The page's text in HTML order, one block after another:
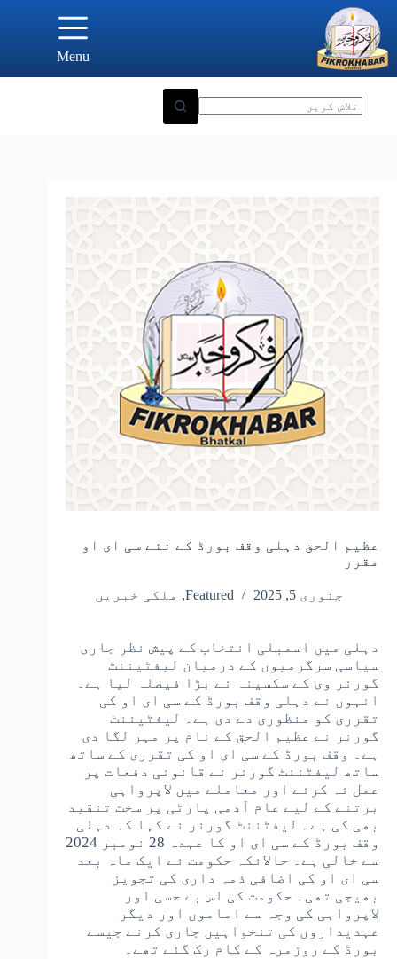
content
Menu
عظیم الحق دہلی وقف بورڈ کے نئے سی ای او
مقرر
جنوری 5, 2025 Featured
, ملکی خبریں
دہلی میں اسمبلی انتخاب کے پیش نظر جاری
سیاسی سرگرمیوں کے درمیان لیفٹیننٹ
گورنر وی کے سکسینہ نے بڑا فیصلہ لیا ہے۔
انہوں نے دہلی وقف بورڈ کے سی ای او کی
تقرری کو منظوری دے دی ہے۔ لیفٹیننٹ
گورنر نے عظیم الحق کے نام پر مہر لگا دی
ہے۔ وقف بورڈ کے سی ای او کی تقرری کے ساتھ
ساتھ لیفٹننٹ گورنر نے قانونی دفعات پر
عمل نہ کرنے اور معاملے میں لاپرواہی
برتنے کے لیے عام آدمی پارٹی پر سخت تنقید
بھی کی ہے۔ لیفٹننٹ گورنر نے کہا کہ دہلی
وقف بورڈ کے سی ای او کا عہدہ 28 نومبر 2024
سے خالی ہے۔ حالانکہ حکومت نے ایک ماہ بعد
سی ای او کی اضافی ذمہ داری کی تجویز
بھیجی تھی۔ حکومت کی اس بے حسی اور
لاپرواہی کی وجہ سے اماموں اور دیگر
عہدیداروں کی تنخواہیں جاری کرنے جیسے
بورڈ کے روزمرہ کے کام رک گئے تھے۔